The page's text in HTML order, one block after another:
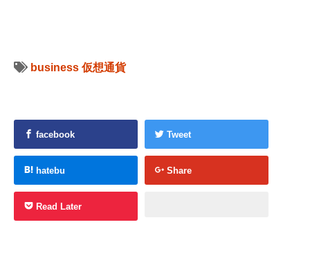
business 仮想通貨
facebook Tweet
hatebu Share
Read Later